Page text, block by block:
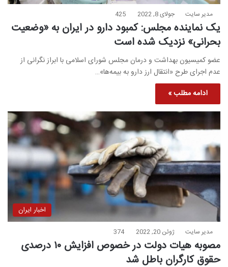
مدیر سایت جولای 8, 2022 425
یک نماینده مجلس: کمبود دارو در ایران به «وضعیت
بحرانی» نزدیک شده است
عضو کمیسیون بهداشت و درمان مجلس شورای اسلامی با ابراز نگرانی از
عدم اجرای طرح «انتقال ارز دارو به بیمه‌ها»…
ادامه مطلب »
اخبار ایران
مدیر سایت ژوئن 20, 2022 374
مصوبه هیات دولت در خصوص افزایش ۱۰ درصدی
حقوق کارگران باطل شد